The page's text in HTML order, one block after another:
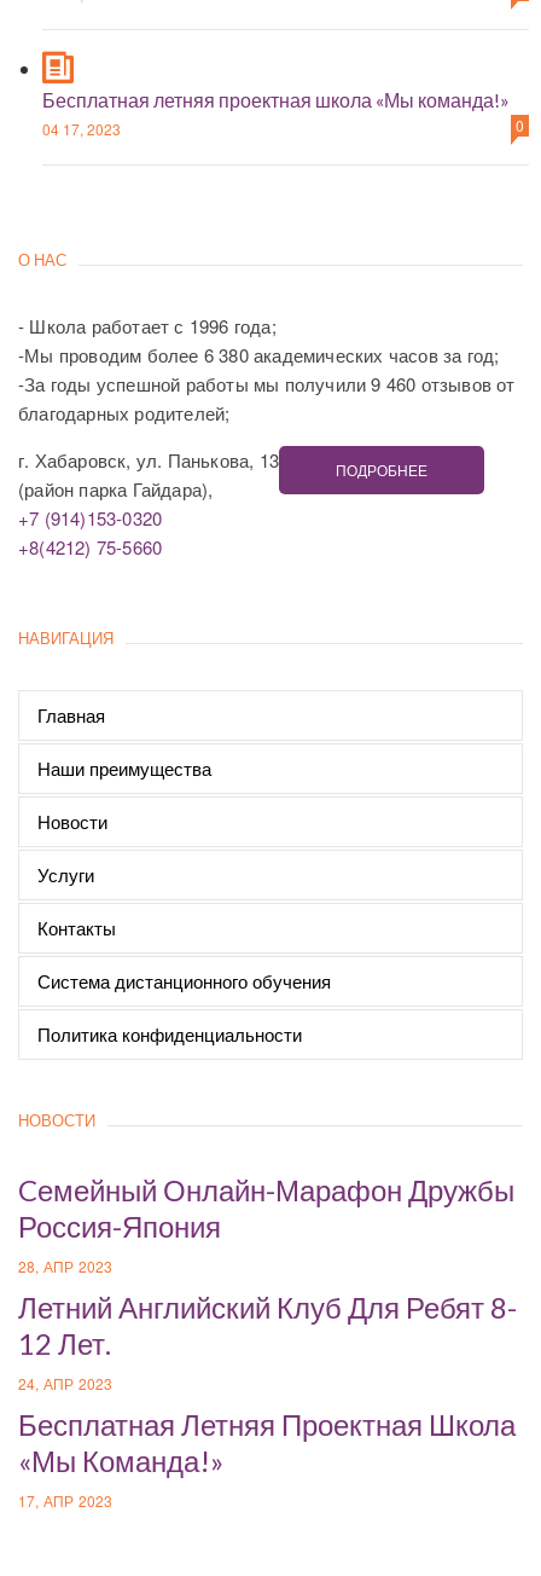
Бесплатная летняя проектная школа «Мы команда!»
04 17, 2023 0
О НАС
- Школа работает с 1996 года;
-Мы проводим более 6 380 академических часов за год;
-За годы успешной работы мы получили 9 460 отзывов от
благодарных родителей;
г. Хабаровск, ул. Панькова, 13
(район парка Гайдара),
+7 (914)153-0320
+8(4212) 75-5660
ПОДРОБНЕЕ
НАВИГАЦИЯ
Главная
Наши преимущества
Новости
Услуги
Контакты
Система дистанционного обучения
Политика конфиденциальности
НОВОСТИ
Cемейный Онлайн-Марафон Дружбы
Россия-Япония
28, АПР 2023
Летний Английский Клуб Для Ребят 8-
12 Лет.
24, АПР 2023
Бесплатная Летняя Проектная Школа
«Мы Команда!»
17, АПР 2023